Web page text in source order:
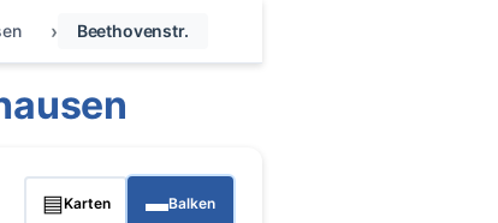
Beethovenstr.
▤Karten ▬Balken